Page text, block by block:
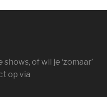
of wil je ‘zomaar’
op via